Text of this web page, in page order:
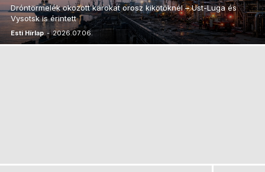
Dróntörmelék okozott károkat orosz kikötőknél – Ust-Luga és
Vysotsk is érintett
Esti Hírlap - 2026.07.06.